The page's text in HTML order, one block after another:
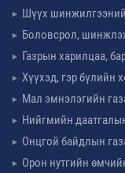
Шүүх
Боловсрол,
Газрын харилцаа,
Хүүхэд, гэр бүлийн
Мал эмнэлэгийн
Нийгмийн
Онцгой байдлын
Орон нутгийн